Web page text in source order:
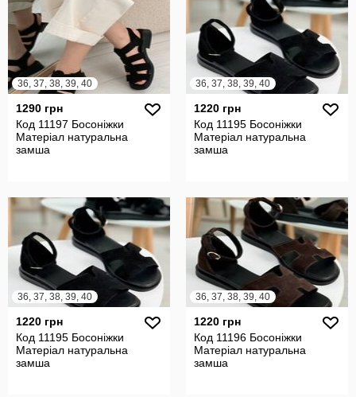
36, 37, 38, 39, 40
1290 грн
Код 11197 Босоніжки
Матеріал натуральна
замша
36, 37, 38, 39, 40
1220 грн
Код 11195 Босоніжки
Матеріал натуральна
замша
36, 37, 38, 39, 40
1220 грн
Код 11195 Босоніжки
Матеріал натуральна
замша
36, 37, 38, 39, 40
1220 грн
Код 11196 Босоніжки
Матеріал натуральна
замша